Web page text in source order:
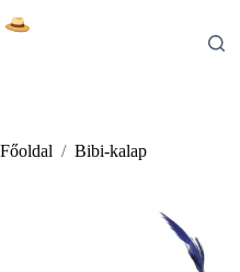
to
Főoldal / Bibi-kalap